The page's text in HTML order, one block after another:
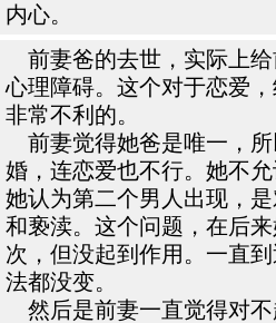
内心。
前妻爸的去世，实际上
心理障碍。这个对于恋爱
非常不利的。
前妻觉得她爸是唯一，
婚，连恋爱也不行。她不
她认为第二个男人出现，
和亵渎。这个问题，在后
次，但没起到作用。一直
法都没变。
然后是前妻一直觉得对